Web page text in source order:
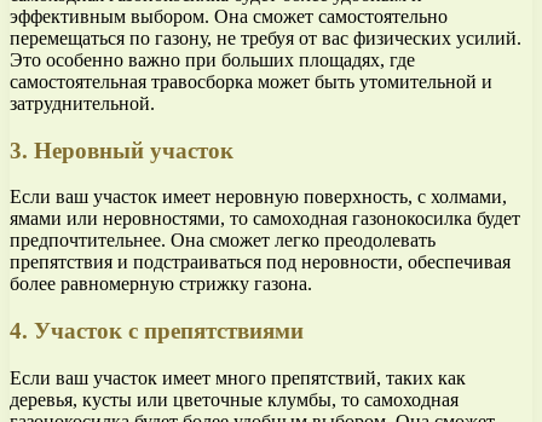
эффективным выбором. Она сможет самостоятельно
перемещаться по газону, не требуя от вас физических усилий.
Это особенно важно при больших площадях, где
самостоятельная травосборка может быть утомительной и
затруднительной.
3. Неровный участок
Если ваш участок имеет неровную поверхность, с холмами,
ямами или неровностями, то самоходная газонокосилка будет
предпочтительнее. Она сможет легко преодолевать
препятствия и подстраиваться под неровности, обеспечивая
более равномерную стрижку газона.
4. Участок с препятствиями
Если ваш участок имеет много препятствий, таких как
деревья, кусты или цветочные клумбы, то самоходная